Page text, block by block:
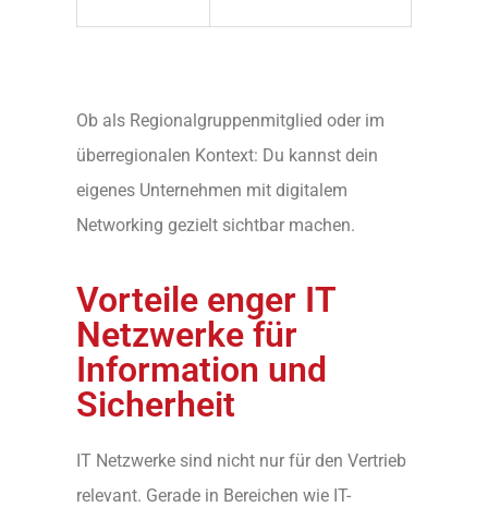
Ob als Regionalgruppenmitglied oder im
überregionalen Kontext: Du kannst dein
eigenes Unternehmen mit digitalem
Networking gezielt sichtbar machen.
Vorteile enger IT
Netzwerke für
Information und
Sicherheit
IT Netzwerke sind nicht nur für den Vertrieb
relevant. Gerade in Bereichen wie IT-